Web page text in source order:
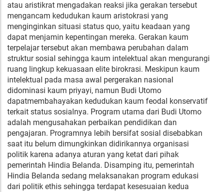
atau aristikrat mengadakan reaksi jika gerakan tersebut
mengancam kedudukan kaum aristokrasi yang
menginginkan situasi status quo, yaitu keadaan yang
dapat menjamin kepentingan mereka. Gerakan kaum
terpelajar tersebut akan membawa perubahan dalam
struktur sosial sehingga kaum intelektual akan mengurangi
ruang lingkup kekuasaan elite birokrasi. Meskipun kaum
intelektual pada masa awal pergerakan nasional
didominasi kaum priyayi, namun Budi Utomo
dapatmembahayakan kedudukan kaum feodal konservatif
terkait status sosialnya. Program utama dari Budi Utomo
adalah mengusahakan perbaikan pendidikan dan
pengajaran. Programnya lebih bersifat sosial disebabkan
saat itu belum dimungkinkan didirikannya organisasi
politik karena adanya aturan yang ketat dari pihak
pemerintah Hindia Belanda. Disamping itu, pemerintah
Hindia Belanda sedang melaksanakan program edukasi
dari politik ethis sehingga terdapat kesesuaian kedua